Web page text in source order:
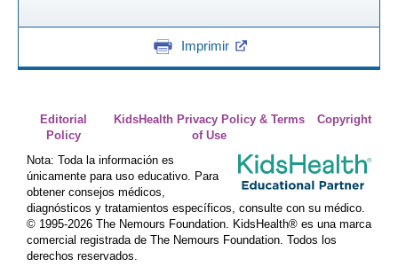
Imprimir
Editorial
Policy
KidsHealth Privacy Policy & Terms
of Use
Copyright
Nota: Toda la información es
únicamente para uso educativo. Para
obtener consejos médicos,
diagnósticos y tratamientos específicos, consulte con su médico.
© 1995-2026 The Nemours Foundation. KidsHealth® es una marca
comercial registrada de The Nemours Foundation. Todos los
derechos reservados.